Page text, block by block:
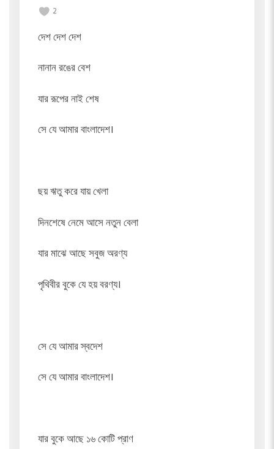
2
দেশ দেশ দেশ
নানান রঙের বেশ
যার রূপের নাই শেষ
সে যে আমার বাংলাদেশ।
ছয় ঋতু করে যায় খেলা
দিনশেষে নেমে আসে নতুন বেলা
যার মাঝে আছে সবুজ অরণ্য
পৃথিবীর বুকে যে হয় বরণ্য।
সে যে আমার স্বদেশ
সে যে আমার বাংলাদেশ।
যার বুকে আছে ১৬ কোটি প্রাণ